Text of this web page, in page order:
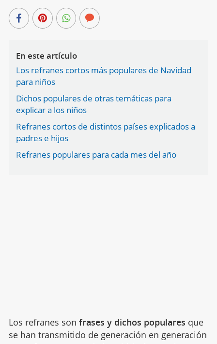
En este artículo
Los refranes cortos más populares de Navidad
para niños
Dichos populares de otras temáticas para
explicar a los niños
Refranes cortos de distintos países explicados a
padres e hijos
Refranes populares para cada mes del año
Los refranes son frases y dichos populares que
se han transmitido de generación en generación